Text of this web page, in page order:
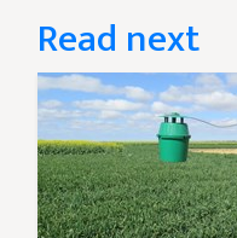
Read next